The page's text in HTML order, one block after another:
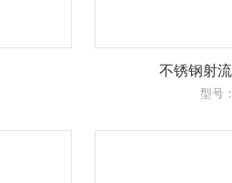
不锈钢射
型号：